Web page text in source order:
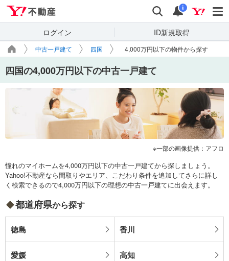
検索 通知
i
ログイン ID新規取得
中古一戸建て 四国 4,000万円以下の物件から探す
四国の4,000万円以下の中古一戸建て
一部の画像提供：アフロ
憧れのマイホームを4,000万円以下の中古一戸建てから探しましょう。
Yahoo!不動産なら間取りやエリア、こだわり条件を追加してさらに詳し
く検索できるので4,000万円以下の理想の中古一戸建てに出会えます。
都道府県から探す
徳島 香川
愛媛 高知